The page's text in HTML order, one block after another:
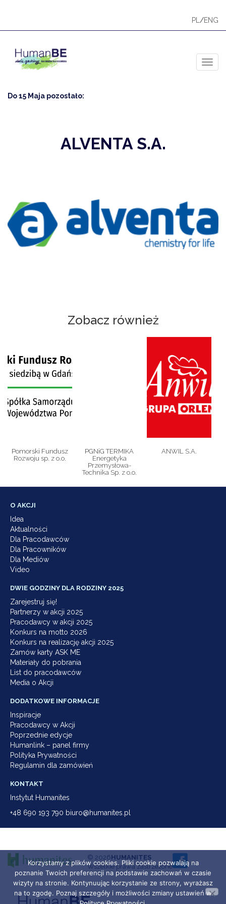
PL /ENG
Do 15 Maja pozostało:
ALVENTA S.A.
Zobacz również
Pomorski Fundusz
Rozwoju sp. z o.o.
PGNiG TERMIKA
Energetyka
Przemysłowa-
Technika Sp. z o.o.
ANWIL S.A.
O AKCJI
Idea
Aktualności
Dla Pracodawców
Dla Pracowników
Dla Mediów
Video
DWIE GODZINY DLA RODZINY 2025
Zarejestruj się!
Partnerzy w akcji 2025
Pracodawcy w akcji 2025
Konkurs na motto 2026
Konkurs na realizację akcji 2025
Zamów karty ASK ME
Materiały do pobrania
List do pracodawców
Media o Akcji
DODATKOWE INFORMACJE
Inspiracje
Pracodawcy w Akcji
Poprzednie edycje
Humanlink – panel firmy
Polityka Prywatności
Regulamin dla zamówień
KONTAKT
Instytut Humanites
+48 690 193 790 biuro@humanites.pl
Korzystamy z plików cookies. Pliki cookie pozwalają na
poznanie Twoich preferencji na podstawie zachowań w czasie
wizyty na stronie. Kontynuując korzystanie ze strony, wyrażasz
na to zgodę. Poznaj szczegóły i możliwości zmiany ustawień w
© 2026HUMANITES
Wszelkie prawa zastrzeżone